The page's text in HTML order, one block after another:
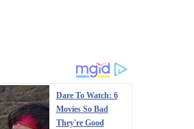
Dare To Watch: 6
Movies So Bad
They're Good